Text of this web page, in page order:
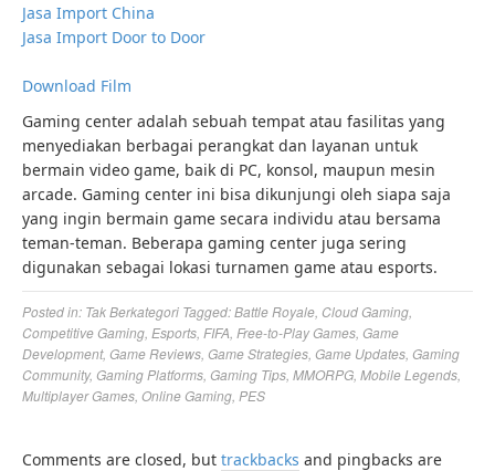
Jasa Import China
Jasa Import Door to Door
Download Film
Gaming center adalah sebuah tempat atau fasilitas yang
menyediakan berbagai perangkat dan layanan untuk
bermain video game, baik di PC, konsol, maupun mesin
arcade. Gaming center ini bisa dikunjungi oleh siapa saja
yang ingin bermain game secara individu atau bersama
teman-teman. Beberapa gaming center juga sering
digunakan sebagai lokasi turnamen game atau esports.
Posted in: Tak Berkategori Tagged:Battle Royale Cloud Gaming
Competitive Gaming Esports FIFA Free-to-Play Games Game
Development, Game Reviews Game Strategies Game Updates Gaming
Community, Gaming Platforms Gaming Tips MMORPG Mobile Legends
Multiplayer Games Online Gaming PES
Comments are closed, but trackbacks and pingbacks are